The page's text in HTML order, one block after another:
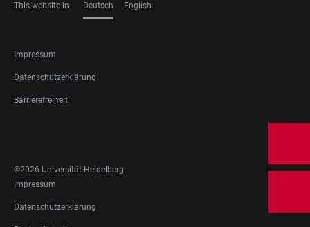
This website in Deutsch English
FOOTER
LEGAL
Impressum
Datenschutzerklärung
Barrierefreiheit
MEDIA
©2026 Universität Heidelberg
FOOTER
LEGAL
Impressum
Datenschutzerklärung